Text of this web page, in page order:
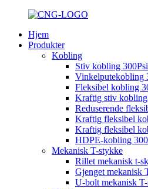
Hjem
Produkter
Kobling
Stiv kobling 300Psi
Vinkelputekobling
Fleksibel kobling
Kraftig stiv kobling
Reduserende
Kraftig fleksibel
Kraftig fleksibel
HDPE-kobling
Mekanisk T-stykke
Rillet mekanisk t-
Gjenget mekanisk
U-bolt mekanisk